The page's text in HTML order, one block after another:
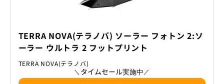
TERRA NOVA(テラノバ) ソーラー フォトン 2:ソ
ーラー ウルトラ 2 フットプリント
TERRA NOVA(テラノバ)
＼ タイムセール実施中 ／